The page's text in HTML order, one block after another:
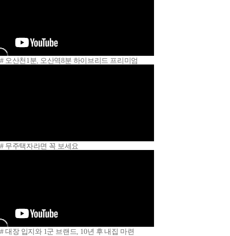
# 오산천1분, 오산역8분 하이브리드 프리미엄
# 무주택자라면 꼭 보세요
# 대장 입지와 1군 브랜드, 10년 후 내집 마련